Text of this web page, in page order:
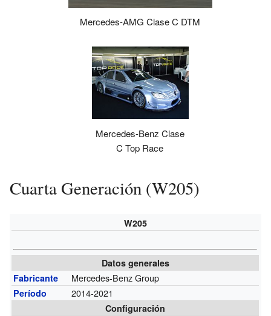
Mercedes-AMG Clase C DTM
Mercedes-Benz Clase
C Top Race
Cuarta Generación (W205)
W205
Datos generales
Fabricante
Mercedes-Benz Group
Período 2014-2021
Configuración